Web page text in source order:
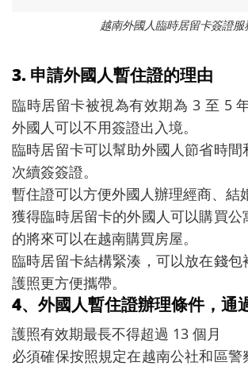
越南外國人臨時居留卡簽證服
3. 申請外國人暫住證的理由
臨時居留卡被視為有效期為 3 至 5
外國人可以不用簽證出入境。
臨時居留卡可以幫助外國人節省時間
次續簽簽證。
暫住證可以方便外國人辦理經商、結
獲得臨時居留卡的外國人可以購買公
的將來可以在越南購買房屋。
臨時居留卡結構緊湊，可以放在錢包
護照更方便攜帶。
4、外國人暫住證辦理條件，通
護照有效期最長不得超過 13 個月
必須確保按照規定在越南公社和區